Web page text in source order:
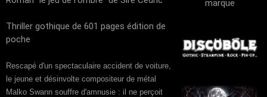
marque
Thriller gothique de 601 pages édition de
poche
Rescapé d'un spectaculaire accident de voiture,
le jeune et désinvolte compositeur de métal
Malko Swann souffre d'amnusie : il ne perçoit